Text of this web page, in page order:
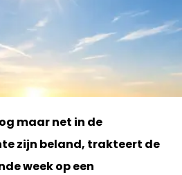
maar net in de
zijn beland, trakteert de
week op een